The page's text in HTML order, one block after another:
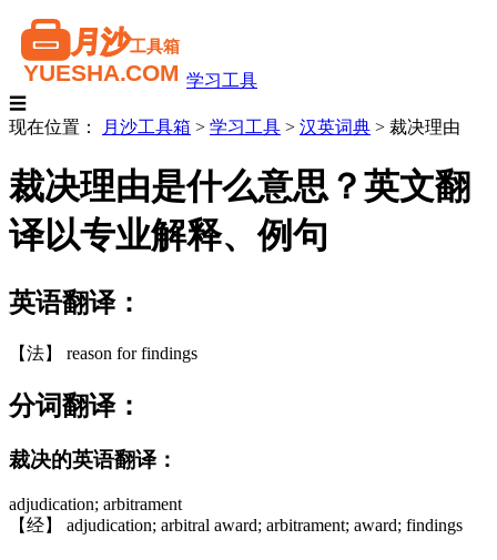
学习工具
☰
现在位置：
月沙工具箱 > 学习工具 > 汉英词典 > 裁决理由
裁决理由是什么意思？英文翻
译以专业解释、例句
英语翻译：
【法】 reason for findings
分词翻译：
裁决的英语翻译：
adjudication; arbitrament
【经】 adjudication; arbitral award; arbitrament; award; findings